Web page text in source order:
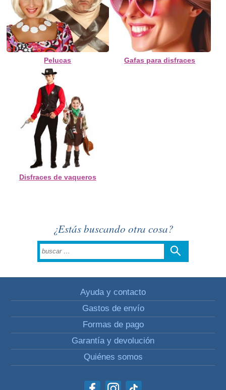
Pelucas Gafas para disfraces
Disfraces de vaqueros
¿Estás buscando otra cosa?
Ayuda y contacto
Gastos de envío
Formas de pago
Garantía y devolución
Quiénes somos